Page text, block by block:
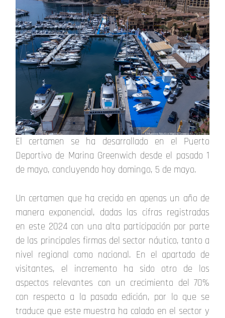
El certamen se ha desarrollado en el Puerto
Deportivo de Marina Greenwich desde el pasado 1
de mayo, concluyendo hoy domingo, 5 de mayo.
Un certamen que ha crecido en apenas un año de
manera exponencial, dadas las cifras registradas
en este 2024 con una alta participación por parte
de las principales firmas del sector náutico, tanto a
nivel regional como nacional. En el apartado de
visitantes, el incremento ha sido otro de los
aspectos relevantes con un crecimiento del 70%
con respecto a la pasada edición, por lo que se
traduce que este muestra ha calado en el sector y